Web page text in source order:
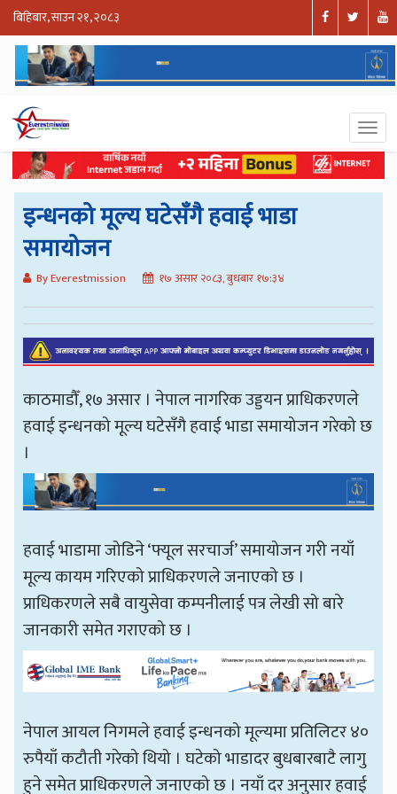
बिहिबार, साउन २१, २०८३
इन्धनको मूल्य घटेसँगै हवाई भाडा
समायोजन
By Everestmission १७ असार २०८३, बुधबार १७:३४
काठमाडौँ, १७ असार । नेपाल नागरिक उड्डयन प्राधिकरणले
हवाई इन्धनको मूल्य घटेसँगै हवाई भाडा समायोजन गरेको छ
।
हवाई भाडामा जोडिने ‘फ्यूल सरचार्ज’ समायोजन गरी नयाँ
मूल्य कायम गरिएको प्राधिकरणले जनाएको छ ।
प्राधिकरणले सबै वायुसेवा कम्पनीलाई पत्र लेखी सो बारे
जानकारी समेत गराएको छ ।
नेपाल आयल निगमले हवाई इन्धनको मूल्यमा प्रतिलिटर ४०
रुपैयाँ कटौती गरेको थियो । घटेको भाडादर बुधबारबाटै लागु
हुने समेत प्राधिकरणले जनाएको छ । नयाँ दर अनुसार हवाई